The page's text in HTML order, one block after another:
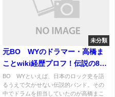
未分類
元BOØWYのドラマー・高橋ま
ことwiki経歴プロフ！伝説の8ビ
ートと現在の活動が話題は？
BOØWYといえば、日本のロック史を語
るうえで欠かせない伝説的バンド。その
中でドラムを担当していたのが高橋まこ